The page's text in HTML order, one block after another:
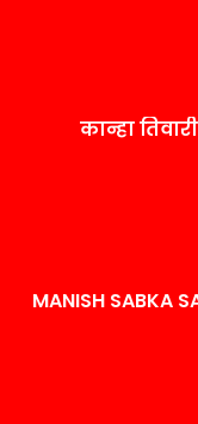
कान्हा
MANISH SABKA